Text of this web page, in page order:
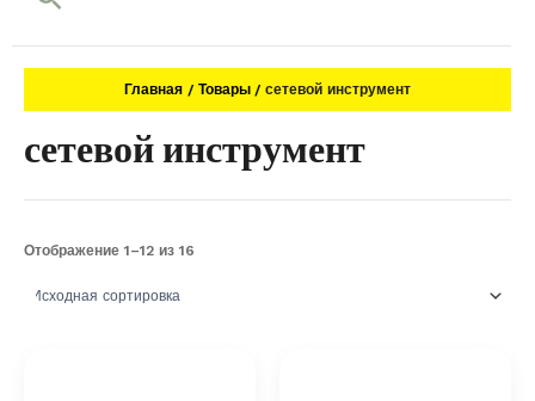
Главная Товары сетевой инструмент
сетевой инструмент
Отображение 1–12 из 16